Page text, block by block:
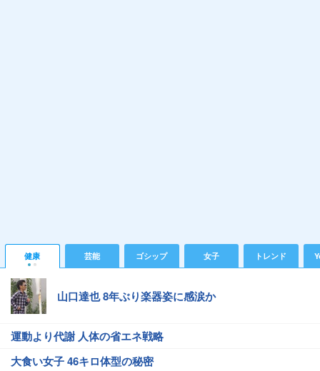
健康 芸能 ゴシップ 女子 トレンド
山口達也 8年ぶり楽器姿に感涙か
運動より代謝 人体の省エネ戦略
大食い女子 46キロ体型の秘密